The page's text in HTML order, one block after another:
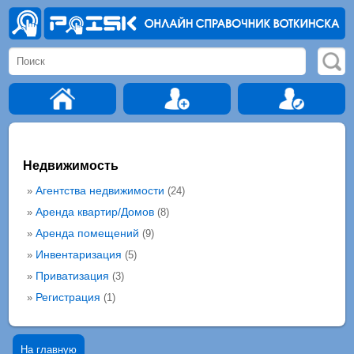
Недвижимость
» Агентства недвижимости (24)
» Аренда квартир/Домов(8)
» Аренда помещений (9)
» Инвентаризация (5)
» Приватизация (3)
» Регистрация (1)
На главную